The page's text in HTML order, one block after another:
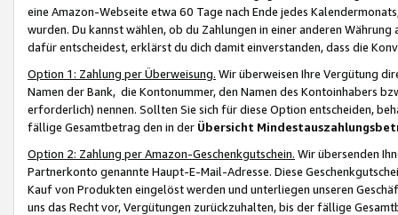
eine Amazon-Webseite etwa 60 Tage nach Ende jedes
wurden. Du kannst wählen, ob du Zahlungen in einer anderen
dafür entscheidest, erklärst du dich damit einverstanden, dass die
Option 1: Zahlung per Überweisung. Wir überweisen Ihre Vergütung
Namen der Bank, die Kontonummer, den Namen des Kontoinhabers
erforderlich) nennen. Sollten Sie sich für diese Option entscheiden,
fällige Gesamtbetrag den in der Übersicht
Option 2: Zahlung per Amazon-Geschenkgutschein. Wir übersenden
Partnerkonto genannte Haupt-E-Mail-Adresse. Diese
Kauf von Produkten eingelöst werden und unterliegen unseren
uns das Recht vor, Vergütungen zurückzuhalten, bis der fällige